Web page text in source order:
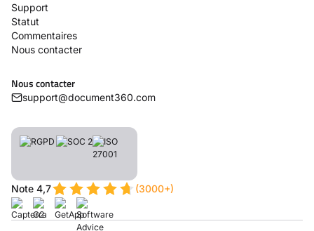
Support
Statut
Commentaires
Nous contacter
Nous contacter
support@document360.com
Note 4,7 (3000+)